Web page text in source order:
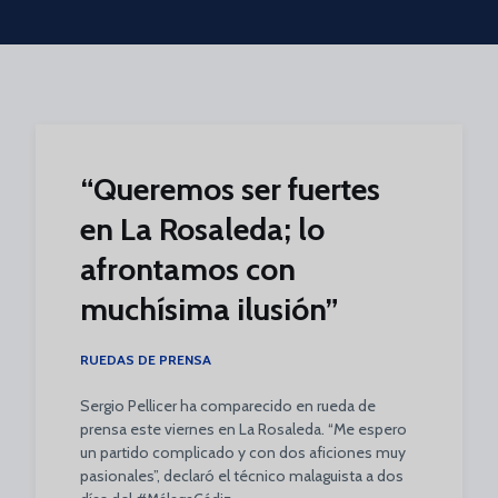
Skip to main content
“Queremos ser fuertes
en La Rosaleda; lo
afrontamos con
muchísima ilusión”
RUEDAS DE PRENSA
Sergio Pellicer ha comparecido en rueda de
prensa este viernes en La Rosaleda. “Me espero
un partido complicado y con dos aficiones muy
pasionales”, declaró el técnico malaguista a dos